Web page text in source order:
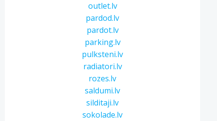
outlet.lv
pardod.lv
pardot.lv
parking.lv
pulksteni.lv
radiatori.lv
rozes.lv
saldumi.lv
silditaji.lv
sokolade.lv